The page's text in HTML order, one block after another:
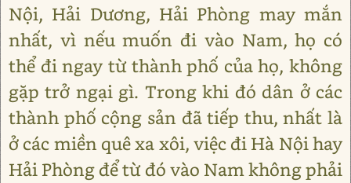
Nội, Hải Dương, Hải Phòng may mắn
nhất, vì nếu muốn đi vào Nam, họ có
thể đi ngay từ thành phố của họ, không
gặp trở ngại gì. Trong khi đó dân ở các
thành phố cộng sản đã tiếp thu, nhất là
ở các miền quê xa xôi, việc đi Hà Nội hay
Hải Phòng để từ đó vào Nam không phải